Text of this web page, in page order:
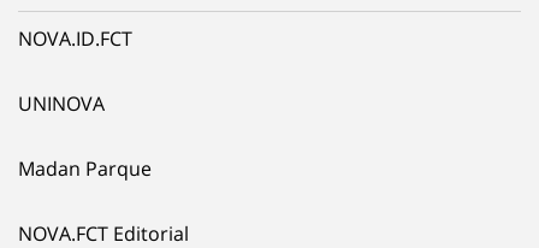
NOVA.ID.FCT
UNINOVA
Madan Parque
NOVA.FCT Editorial